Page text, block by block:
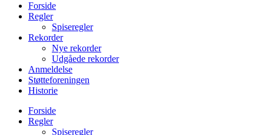
Forside
Regler
Spiseregler
Rekorder
Nye rekorder
Udgåede rekorder
Anmeldelse
Støtteforeningen
Historie
Forside
Regler
Spiseregler